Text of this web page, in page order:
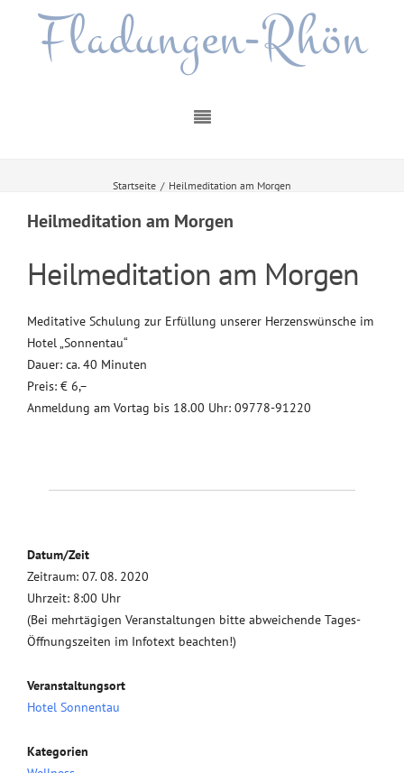
Fladungen-Rhön
Startseite / Heilmeditation am Morgen
Heilmeditation am Morgen
Heilmeditation am Morgen
Meditative Schulung zur Erfüllung unserer Herzenswünsche im
Hotel „Sonnentau“
Dauer: ca. 40 Minuten
Preis: € 6,–
Anmeldung am Vortag bis 18.00 Uhr: 09778-91220
Datum/Zeit
Zeitraum: 07. 08. 2020
Uhrzeit: 8:00 Uhr
(Bei mehrtägigen Veranstaltungen bitte abweichende Tages-
Öffnungszeiten im Infotext beachten!)
Veranstaltungsort
Hotel Sonnentau
Kategorien